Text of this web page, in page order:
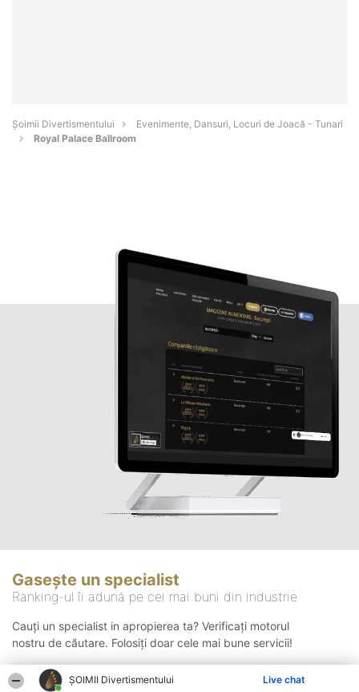
ŞOIMII Divertismentului Live chat
Şoimii Divertismentului
Evenimente, Dansuri, Locuri de Joacă - Tunari
Royal Palace Ballroom
Gasește un specialist
Ranking-ul îi adună pe cei mai buni din industrie
Cauți un specialist in apropierea ta? Verificați motorul
nostru de căutare. Folosiți doar cele mai bune servicii!